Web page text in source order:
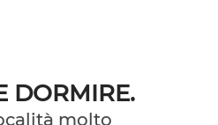
DORMIRE.
molto